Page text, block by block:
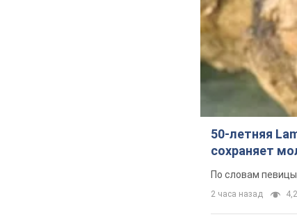
50-летняя
сохраняет
По словам
2 часа назад